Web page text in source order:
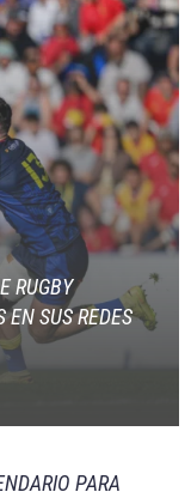
RUGBY
EN SUS REDES
PARA